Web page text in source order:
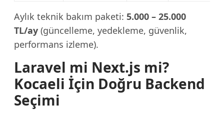
Aylık teknik bakım paketi: 5.000 – 25.000
TL/ay (güncelleme, yedekleme, güvenlik,
performans izleme).
Laravel mi Next.js mi?
Kocaeli İçin Doğru Backend
Seçimi